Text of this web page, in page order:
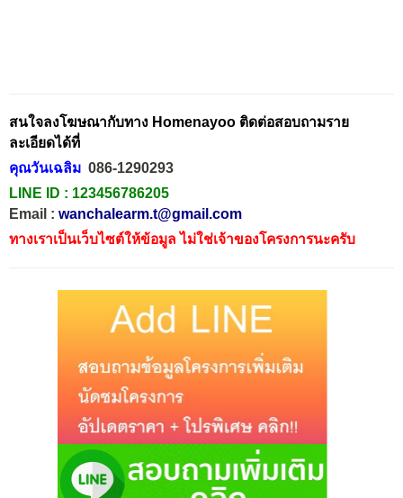
สนใจลงโฆษณากับทาง Homenayoo ติดต่อสอบถามราย
ละเอียดได้ที่
คุณวันเฉลิม 086-1290293
LINE ID : 123456786205
Email : wanchalearm.t@gmail.com
ทางเราเป็นเว็บไซต์ให้ข้อมูล ไม่ใช่เจ้าของโครงการนะครับ